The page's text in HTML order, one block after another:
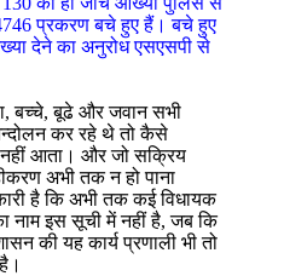
प्रकरण बचे हुए हैं। बचे हुए
देने का अनुरोध एसएसपी से
बच्चे, बूढे और जवान सभी
कर रहे थे तो कैसे
नहीं आता। और जो सक्रिय
अभी तक न हो पाना
है कि अभी तक कई विधायक
नाम इस सूची में नहीं है, जब कि
की यह कार्य प्रणाली भी तो